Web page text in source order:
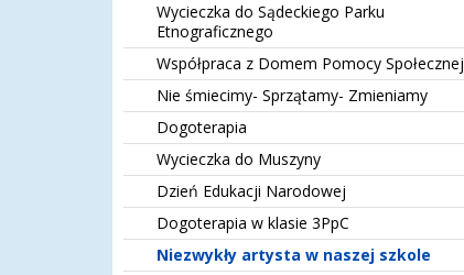
Wycieczka do Sądeckiego Parku
Etnograficznego
Współpraca z Domem Pomocy Społecznej
Nie śmiecimy- Sprzątamy- Zmieniamy
Dogoterapia
Wycieczka do Muszyny
Dzień Edukacji Narodowej
Dogoterapia w klasie 3PpC
Niezwykły artysta w naszej szkole